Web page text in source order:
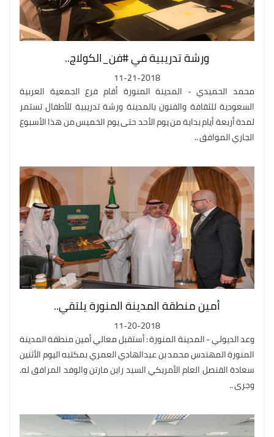
ورشة تدريبية في #فن_الكولاج..
11-21-2018
محمد الحميدي - المدينة المنورة أقام فرع الجمعية العربية
السعودية للثقافة والفنون بالمدينة ورشة تدريبية للأطفال تستمر
لمدة أربعة أيام بداية من يوم الأحد حتى يوم الخميس من هذا الأسبوع
الجاري الموافق ..
أمين منطقة المدينة المنورة يلتقي..
11-20-2018
وعد الديولي - المدينة المنورة : أستقبل معالي أمين منطقة المدينة
المنورة المهندس محمد بن عبدالهادي العمري بمكتبه اليوم الأثنين
سعادة القنصل العام الأمريكي السيد راين مارتن والوفد المرافق له.
وجرى ..